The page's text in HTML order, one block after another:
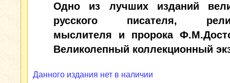
Одно из лучших изданий
русского писателя,
мыслителя и пророка
Великолепный коллекционный
Данного издания нет в наличии